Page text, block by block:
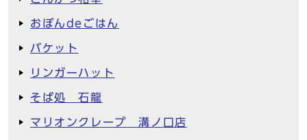
おぼんdeごはん
バケット
リンガーハット
そば処 石龍
マリオンクレープ 溝ノ口店